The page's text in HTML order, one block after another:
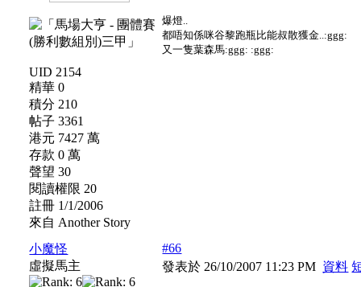
UID 2154
精華 0
積分 210
帖子 3361
港元 7427 萬
存款 0 萬
聲望 30
閱讀權限 20
註冊 1/1/2006
來自 Another Story
爆燈..
都唔知係咪谷黎跑瓶比能叔散獲金..:ggg:
又一隻葉森馬:ggg: :ggg:
小魔怪
虛擬馬主
#66
發表於 26/10/2007 11:23 PM 資料